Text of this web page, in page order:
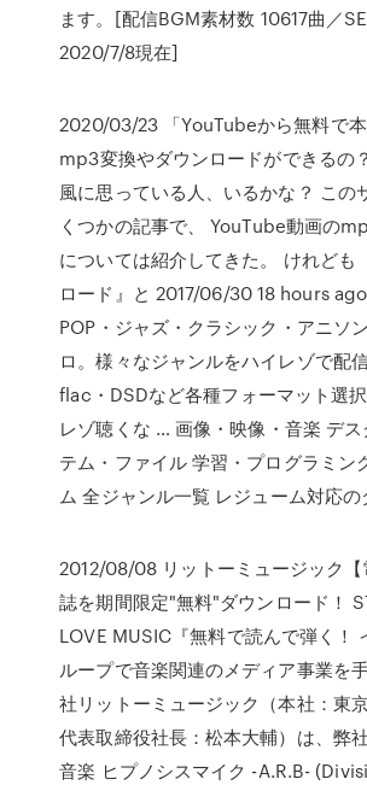
ます。[配信BGM素材数 10617曲／
2020/7/8現在]
2020/03/23 「YouTubeから無料で
mp3変換やダウンロードができるの
風に思っている人、いるかな？ この
くつかの記事で、 YouTube動画の
については紹介してきた。 けれども
ロード』と 2017/06/30 18 hours
POP・ジャズ・クラシック・アニソ
ロ。様々なジャンルをハイレゾで配
flac・DSDなど各種フォーマット選
レゾ聴くな … 画像・映像・音楽 デス
テム・ファイル 学習・プログラミン
ム 全ジャンル一覧 レジューム対応の
2012/08/08 リットーミュージック
誌を期間限定"無料"ダウンロード！
LOVE MUSIC『無料で読んで弾く！
ループで音楽関連のメディア事業を
社リットーミュージック（本社：東京
代表取締役社長：松本大輔）は、弊
音楽 ヒプノシスマイク -A.R.B-